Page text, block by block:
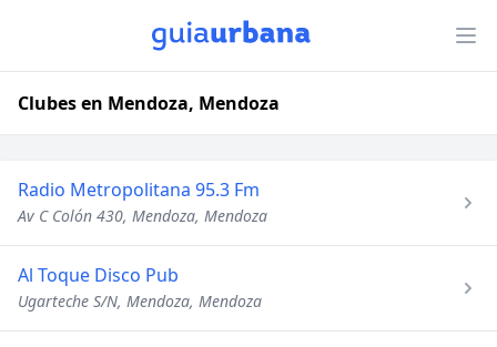
Clubes en Mendoza, Mendoza
Radio Metropolitana 95.3 Fm
Av C Colón 430, Mendoza, Mendoza
Al Toque Disco Pub
Ugarteche S/N, Mendoza, Mendoza